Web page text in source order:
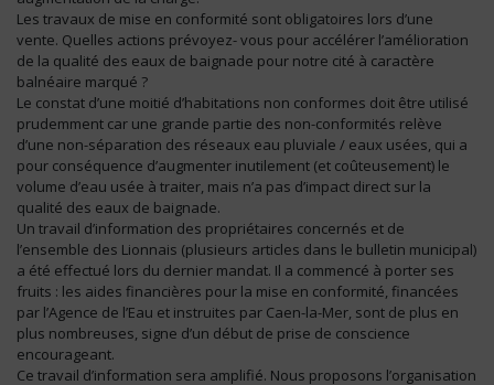
Les travaux de mise en conformité sont obligatoires lors d’une
vente. Quelles actions prévoyez- vous pour accélérer l’amélioration
de la qualité des eaux de baignade pour notre cité à caractère
balnéaire marqué ?
Le constat d’une moitié d’habitations non conformes doit être utilisé
prudemment car une grande partie des non-conformités relève
d’une non-séparation des réseaux eau pluviale / eaux usées, qui a
pour conséquence d’augmenter inutilement (et coûteusement) le
volume d’eau usée à traiter, mais n’a pas d’impact direct sur la
qualité des eaux de baignade.
Un travail d’information des propriétaires concernés et de
l’ensemble des Lionnais (plusieurs articles dans le bulletin municipal)
a été effectué lors du dernier mandat. Il a commencé à porter ses
fruits : les aides financières pour la mise en conformité, financées
par l’Agence de l’Eau et instruites par Caen-la-Mer, sont de plus en
plus nombreuses, signe d’un début de prise de conscience
encourageant.
Ce travail d’information sera amplifié. Nous proposons l’organisation